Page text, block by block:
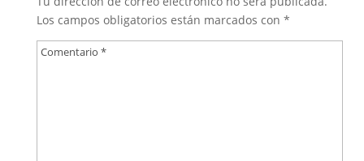
Los campos obligatorios están marcados con *